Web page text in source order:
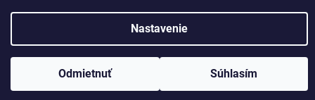
Nastavenie
Odmietnuť Súhlasím